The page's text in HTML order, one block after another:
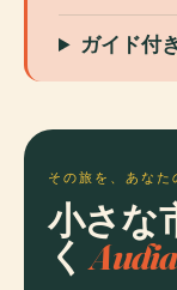
ガイド付
その旅を、あなた
小さな
く